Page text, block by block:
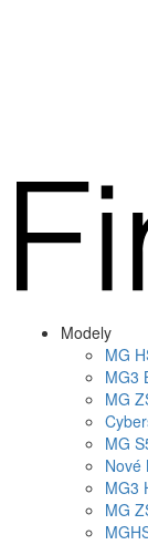
Modely
MG
MG3
MG
MG
Nové
MG3
MG
MG